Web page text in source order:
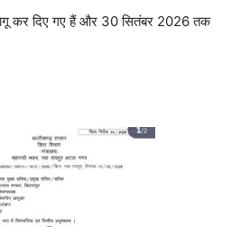
कर दिए गए हैं और 30 सितंबर 2026 तक